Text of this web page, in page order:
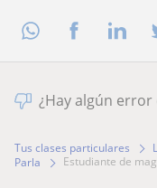
¿Hay algún
Tus clases particulares
Parla
estudiante de